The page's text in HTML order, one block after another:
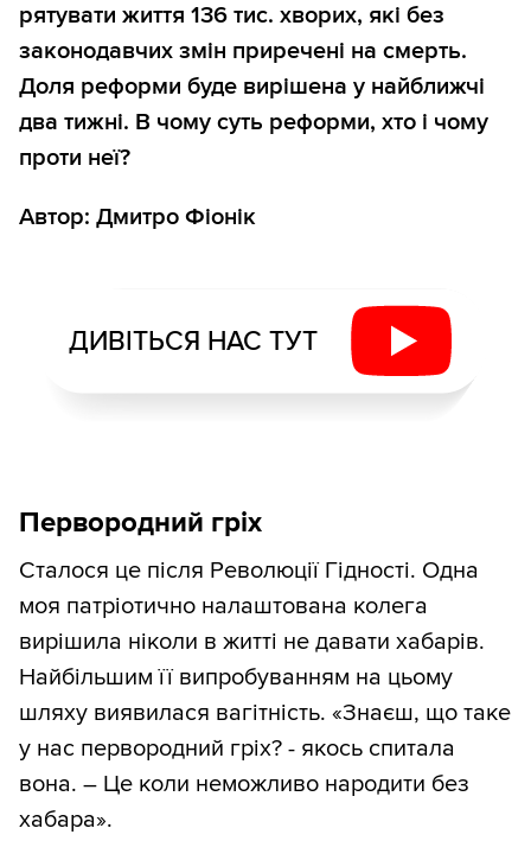
рятувати життя 136 тис. хворих, які без
законодавчих змін приречені на смерть.
Доля реформи буде вирішена у найближчі
два тижні. В чому суть реформи, хто і чому
проти неї?
Автор: Дмитро Фіонік
ДИВІТЬСЯ НАС ТУТ
Первородний гріх
Сталося це після Революції Гідності. Одна
моя патріотично налаштована колега
вирішила ніколи в житті не давати хабарів.
Найбільшим її випробуванням на цьому
шляху виявилася вагітність. «Знаєш, що таке
у нас первородний гріх? - якось спитала
вона. – Це коли неможливо народити без
хабара».